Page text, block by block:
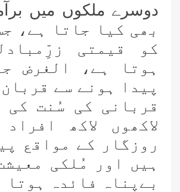
دوسرے ملکوں میں
بھی کیا جاتا ہے،
کو قیمتی
ہوتا ہے، الغرض
پیدا ہونے سے
قربانی کی سُنت کی
لاکھوں لاکھ
روزگار کے مواقع
ہیں اور مُلکی
بےپناہ فائدہ ہوتا